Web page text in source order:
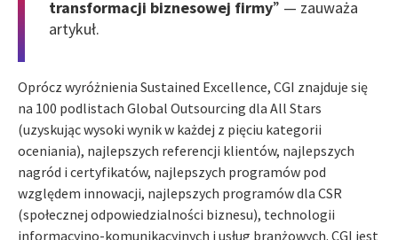
transformacji biznesowej firmy” — zauważa
artykuł.
Oprócz wyróżnienia Sustained Excellence, CGI znajduje się
na 100 podlistach Global Outsourcing dla All Stars
(uzyskując wysoki wynik w każdej z pięciu kategorii
oceniania), najlepszych referencji klientów, najlepszych
nagród i certyfikatów, najlepszych programów pod
względem innowacji, najlepszych programów dla CSR
(społecznej odpowiedzialności biznesu), technologii
informacyjno-komunikacyjnych i usług branżowych. CGI jest